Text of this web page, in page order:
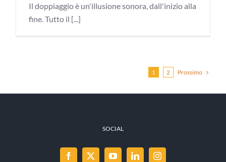
Il doppiaggio è un'illusione sonora, dall'inizio alla
fine. Tutto il [...]
1 2 Prossimo
SOCIAL